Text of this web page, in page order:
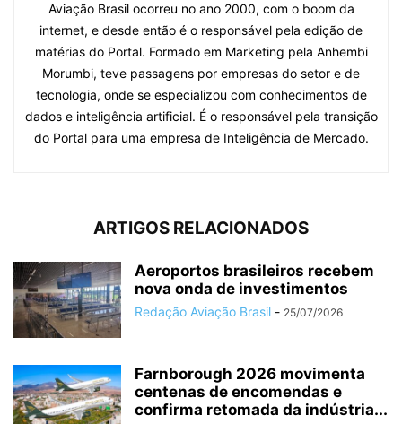
Aviação Brasil ocorreu no ano 2000, com o boom da
internet, e desde então é o responsável pela edição de
matérias do Portal. Formado em Marketing pela Anhembi
Morumbi, teve passagens por empresas do setor e de
tecnologia, onde se especializou com conhecimentos de
dados e inteligência artificial. É o responsável pela transição
do Portal para uma empresa de Inteligência de Mercado.
ARTIGOS RELACIONADOS
Aeroportos brasileiros recebem
nova onda de investimentos
Redação Aviação Brasil - 25/07/2026
Farnborough 2026 movimenta
centenas de encomendas e
confirma retomada da indústria...